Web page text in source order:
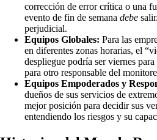
corrección de error crítica o una
evento de fin de semana debe
perjudicial.
Equipos Globales: Para las
en diferentes zonas horarias, el
despliegue podría ser viernes
para otro responsable del
Equipos Empoderados y
dueños de sus servicios de
mejor posición para decidir sus
entendiendo los riesgos y su